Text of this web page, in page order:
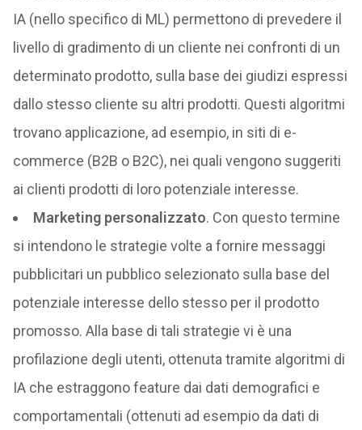
IA (nello specifico di ML) permettono di prevedere il
livello di gradimento di un cliente nei confronti di un
determinato prodotto, sulla base dei giudizi espressi
dallo stesso cliente su altri prodotti. Questi algoritmi
trovano applicazione, ad esempio, in siti di e-
commerce (B2B o B2C), nei quali vengono suggeriti
ai clienti prodotti di loro potenziale interesse.
Marketing personalizzato. Con questo termine
si intendono le strategie volte a fornire messaggi
pubblicitari un pubblico selezionato sulla base del
potenziale interesse dello stesso per il prodotto
promosso. Alla base di tali strategie vi è una
profilazione degli utenti, ottenuta tramite algoritmi di
IA che estraggono feature dai dati demografici e
comportamentali (ottenuti ad esempio da dati di